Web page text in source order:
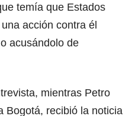
temía que Estados
acción contra él
acusándolo de
mientras Petro
Bogotá, recibió la noticia